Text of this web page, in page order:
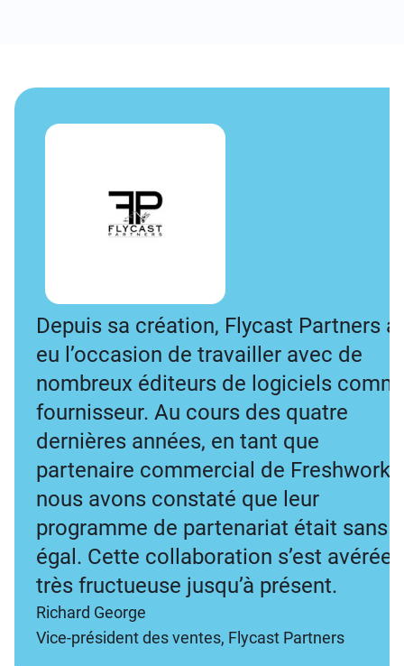
Depuis sa création, Flycast Partners a
eu l’occasion de travailler avec de
nombreux éditeurs de logiciels
fournisseur. Au cours des quatre
dernières années, en tant que
partenaire commercial de
nous avons constaté que leur
programme de partenariat était sans
égal. Cette collaboration s’est avérée
très fructueuse jusqu’à présent.
Richard George
Vice-président des ventes, Flycast Partners